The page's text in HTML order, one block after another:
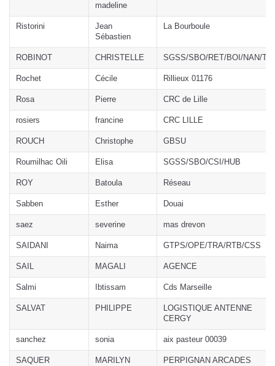
madeline
Ristorini
Jean
Sébastien
La Bourboule
ROBINOT CHRISTELLE SGSS/SBO/RET/BOI/NAN/
Rochet Cécile Rillieux 01176
Rosa Pierre CRC de Lille
rosiers francine CRC LILLE
ROUCH Christophe GBSU
Roumilhac Oili Elisa SGSS/SBO/CSI/HUB
ROY Batoula Réseau
Sabben Esther Douai
saez severine mas drevon
SAIDANI Naima GTPS/OPE/TRA/RTB/CSS
SAIL MAGALI AGENCE
Salmi Ibtissam Cds Marseille
SALVAT PHILIPPE
LOGISTIQUE ANTENNE
CERGY
sanchez sonia aix pasteur 00039
SAQUER MARILYN PERPIGNAN ARCADES